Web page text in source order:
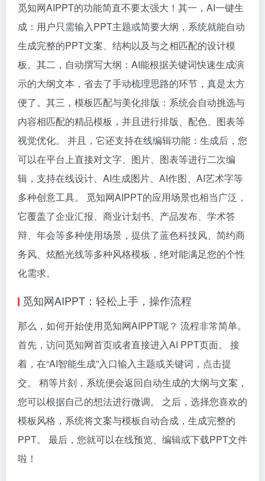
觅知网AIPPT的功能简直不要太强大！其一，AI一键生
成：用户只需输入PPT主题或简要大纲，系统就能自动
生成完整的PPT文案、结构以及与之相匹配的设计模
板。其二，自动撰写大纲：AI能根据关键词快速生成演
示的大纲文本，省去了手动梳理思路的环节，真是太方
便了。其三，模板匹配与美化排版：系统会自动挑选与
内容相匹配的精品模板，并且进行排版、配色、图表等
视觉优化。 并且，它还支持在线编辑功能：生成后，您
可以在平台上直接对文字、图片、图表等进行二次编
辑，支持在线设计、AI生成图片、AI作图、AI艺术字等
多种创意工具。 觅知网AIPPT的应用场景也相当广泛，
它覆盖了企业汇报、商业计划书、产品发布、学术答
辩、年会等多种使用场景，提供了蓝色科技风、简约商
务风、炫酷光线等多种风格模板，绝对能满足您的个性
化需求。
觅知网AIPPT：轻松上手，操作流程
那么，如何开始使用觅知网AIPPT呢？ 流程非常简单。
首先，访问觅知网首页或者直接进入AI PPT页面。 接
着，在“AI智能生成”入口输入主题或关键词，点击提
交。 稍等片刻，系统便会返回自动生成的大纲与文案，
您可以根据自己的想法进行微调。 之后，选择您喜欢的
模板风格，系统将文案与模板自动合成，生成完整的
PPT。 最后，您就可以在线预览、编辑或下载PPT文件
啦！